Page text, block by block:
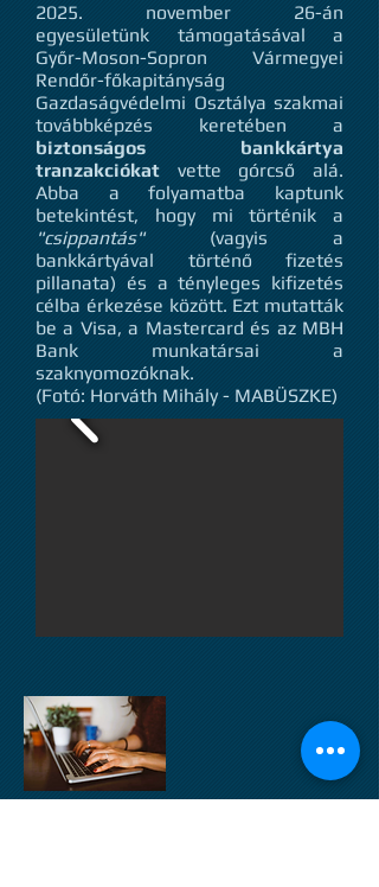
2025. november 26-án
egyesületünk támogatásával a
Győr-Moson-Sopron Vármegyei
Rendőr-főkapitányság
Gazdaságvédelmi Osztálya szakmai
továbbképzés keretében a
biztonságos bankkártya
tranzakciókat vette górcső alá.
Abba a folyamatba kaptunk
betekintést, hogy mi történik a
"csippantás"(vagyis a
bankkártyával történő fizetés
pillanata) és a tényleges kifizetés
célba érkezése között. Ezt mutatták
be a Visa, a Mastercard és az MBH
Bank munkatársai a
szaknyomozóknak.
(Fotó: Horváth Mihály - MABÜSZKE)